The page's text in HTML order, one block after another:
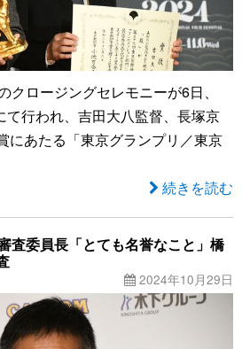
クロージングセレモニーが6日、
て行われ、吉田大八監督、長塚京
にあたる「東京グランプリ／東京
続きを読む
査委員長「とても名誉なこと」橋
2024年10月29日